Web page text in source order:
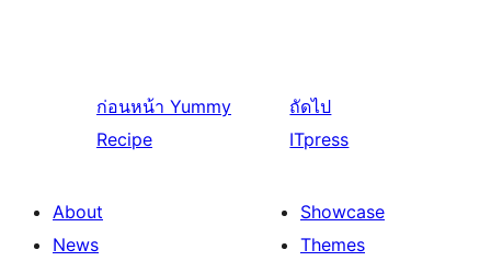
ก่อนหน้า Yummy
Recipe
ถัดไป
ITpress
About
News
Showcase
Themes